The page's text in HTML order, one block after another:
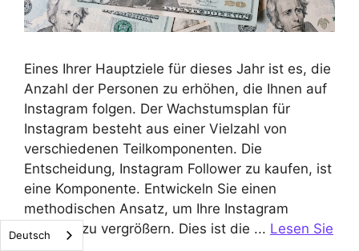
Eines Ihrer Hauptziele für dieses Jahr ist es, die
Anzahl der Personen zu erhöhen, die Ihnen auf
Instagram folgen. Der Wachstumsplan für
Instagram besteht aus einer Vielzahl von
verschiedenen Teilkomponenten. Die
Entscheidung, Instagram Follower zu kaufen, ist
eine Komponente. Entwickeln Sie einen
methodischen Ansatz, um Ihre Instagram
Follower zu vergrößern. Dies ist die ... Lesen Sie
Deutsch